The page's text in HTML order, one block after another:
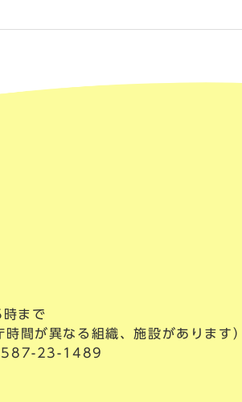
まで
間が異なる組織、施設があります）
23-1489